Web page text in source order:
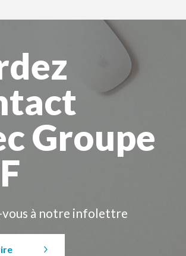
Groupe
vous à notre infolettre